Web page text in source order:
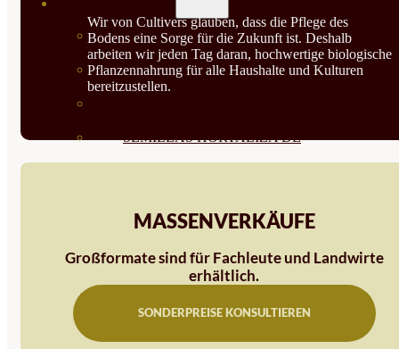
VER TODAS
BIODINÁMICAS DEMETER
SEMILLAS HORTALIZA DE
SEMILLAS FLORES
COMESTIBLES
SEMILLAS TRADICIONALES
Wir von Cultivers glauben, dass die Pflege des
Bodens eine Sorge für die Zukunft ist. Deshalb
arbeiten wir jeden Tag daran, hochwertige biologische
Pflanzennahrung für alle Haushalte und Kulturen
bereitzustellen.
MASSENVERKÄUFE
Großformate sind für Fachleute und Landwirte
erhältlich.
SONDERPREISE KONSULTIEREN